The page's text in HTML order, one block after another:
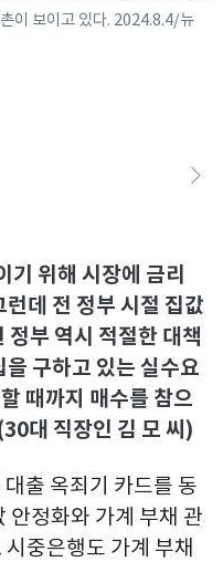
이 보이고 있다. 2024.8.4/뉴
기 위해 시장에 금리
데 전 정부 시절 집값
정부 역시 적절한 대책
구하고 있는 실수요
때까지 매수를 참으
대 직장인 김 모 씨)
출 옥죄기 카드를 동
안정화와 가계 부채 관
중은행도 가계 부채